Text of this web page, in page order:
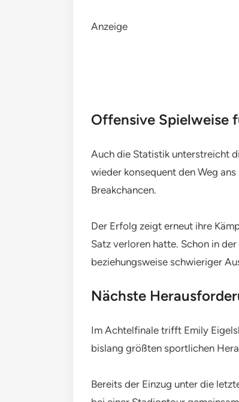
Anzeige
Offensive Spielweise
Auch die Statistik unterstreicht
wieder konsequent den Weg
Breakchancen.
Der Erfolg zeigt erneut ihre
Satz verloren hatte. Schon in
beziehungsweise schwieriger
Nächste
Im Achtelfinale trifft Emily
bislang größten sportlichen
Bereits der Einzug unter die